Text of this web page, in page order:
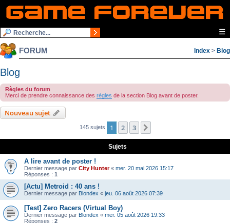
☰
FORUM Index > Blog
Blog
Règles du forum
Merci de prendre connaissance des règles de la section Blog avant de poster.
Nouveau sujet
145 sujets 1 2 3
Sujets
A lire avant de poster !
Dernier message par City Hunter« mer. 20 mai 2026 15:17
Réponses : 1
[Actu] Metroid : 40 ans !
Dernier message par Blondex « jeu. 06 août 2026 07:39
[Test] Zero Racers (Virtual Boy)
Dernier message par Blondex « mer. 05 août 2026 19:33
Réponses : 2